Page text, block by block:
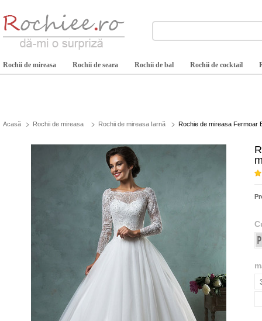
Rochii de mireasa Rochii de seara Rochii de bal Rochii de cocktail
Acasă Rochii de mireasa Rochii de mireasa Iarnă Rochie de mireasa Fermoar